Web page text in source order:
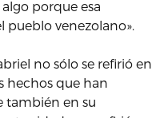
porque esa
pueblo venezolano».
no sólo se refirió en
hechos que han
también en su